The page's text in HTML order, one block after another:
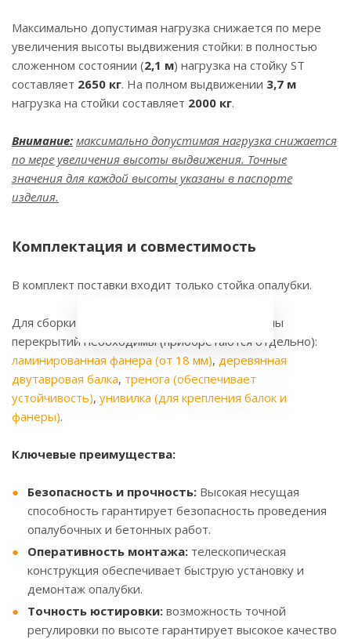
Максимально допустимая нагрузка снижается по мере
увеличения высоты выдвижения стойки: в полностью
сложенном состоянии (2,1 м) нагрузка на стойку ST
составляет 2650 кг. На полном выдвижении 3,7 м
нагрузка на стойки составляет 2000 кг.
Внимание: максимально допустимая нагрузка снижается
по мере увеличения высоты выдвижения. Точные
значения для каждой высоты указаны в паспорте
изделия.
Комплектация и совместимость
В комплект поставки входит только стойка опалубки.
Для сборки полноценной опалубочной системы
перекрытий необходимы (приобретаются отдельно):
ламинированная фанера (от 18 мм), деревянная
двутавровая балка, тренога (обеспечивает
устойчивость), унивилка (для крепления балок и
фанеры).
Ключевые преимущества:
Безопасность и прочность: Высокая несущая
способность гарантирует безопасность проведения
опалубочных и бетонных работ.
Оперативность монтажа: телескопическая
конструкция обеспечивает быструю установку и
демонтаж опалубки.
Точность юстировки: возможность точной
регулировки по высоте гарантирует высокое качество